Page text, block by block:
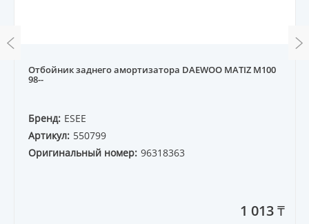
Отбойник заднего амортизатора DAEWOO MATIZ M100
98--
Бренд: ESEE
Артикул: 550799
Оригинальный номер: 96318363
1 013 ₸